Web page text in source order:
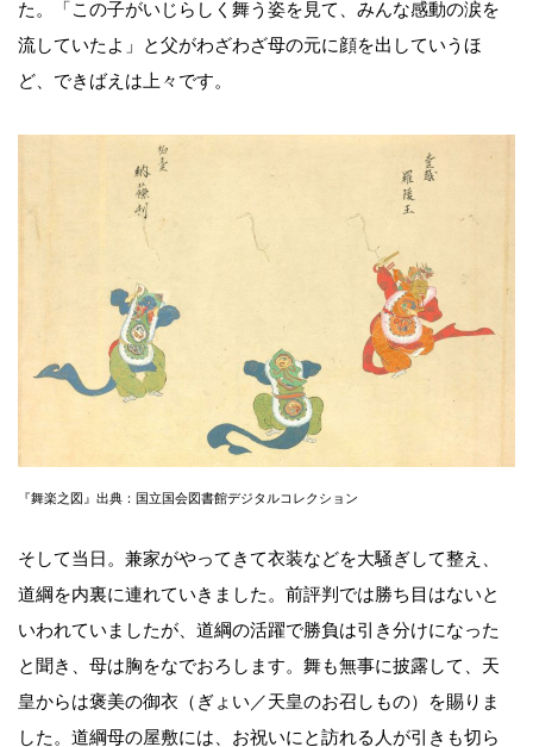
た。「この子がいじらしく舞う姿を見て、みんな感動の涙を
流していたよ」と父がわざわざ母の元に顔を出していうほ
ど、できばえは上々です。
『舞楽之図』出典：国立国会図書館デジタルコレクション
そして当日。兼家がやってきて衣装などを大騒ぎして整え、
道綱を内裏に連れていきました。前評判では勝ち目はないと
いわれていましたが、道綱の活躍で勝負は引き分けになった
と聞き、母は胸をなでおろします。舞も無事に披露して、天
皇からは褒美の御衣（ぎょい／天皇のお召しもの）を賜りま
した。道綱母の屋敷には、お祝いにと訪れる人が引きも切ら